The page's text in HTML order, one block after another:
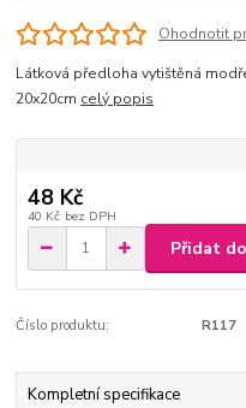
Ohodnotit
Látková předloha vytištěná
20x20cm celý popis
48 Kč
40 Kč bez DPH
Přidat
Číslo produktu: R117
Kompletní specifikace